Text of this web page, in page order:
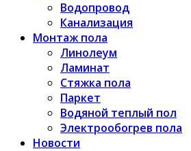
Водопровод
Канализация
Монтаж пола
Линолеум
Ламинат
Стяжка пола
Паркет
Водяной теплый пол
Электрообогрев пола
Новости